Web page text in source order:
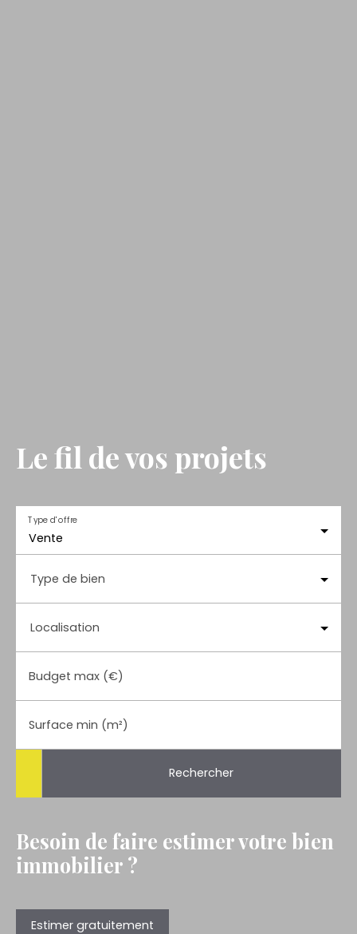
Le fil de vos projets
Vente
Type d'offre
Type de bien
Localisation
Budget max (€)
Surface min (m²)
Rechercher
Besoin de faire estimer votre bien
immobilier ?
Estimer gratuitement